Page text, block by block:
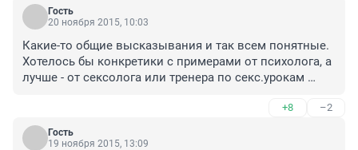
Гость
20 ноября 2015, 10:03
Какие-то общие высказывания и так всем понятные.
Хотелось бы конкретики с примерами от психолога, а
лучше - от сексолога или тренера по секс.урокам
+8 –2
Гость
19 ноября 2015, 13:09